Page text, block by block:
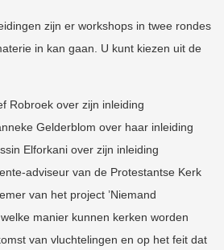
zijn er workshops in twee rondes
in kan gaan. U kunt kiezen uit de
Robroek over zijn inleiding
Gelderblom over haar inleiding
Elforkani over zijn inleiding
adviseur van de Protestantse Kerk
van het project ’Niemand
manier kunnen kerken worden
van vluchtelingen en op het feit dat